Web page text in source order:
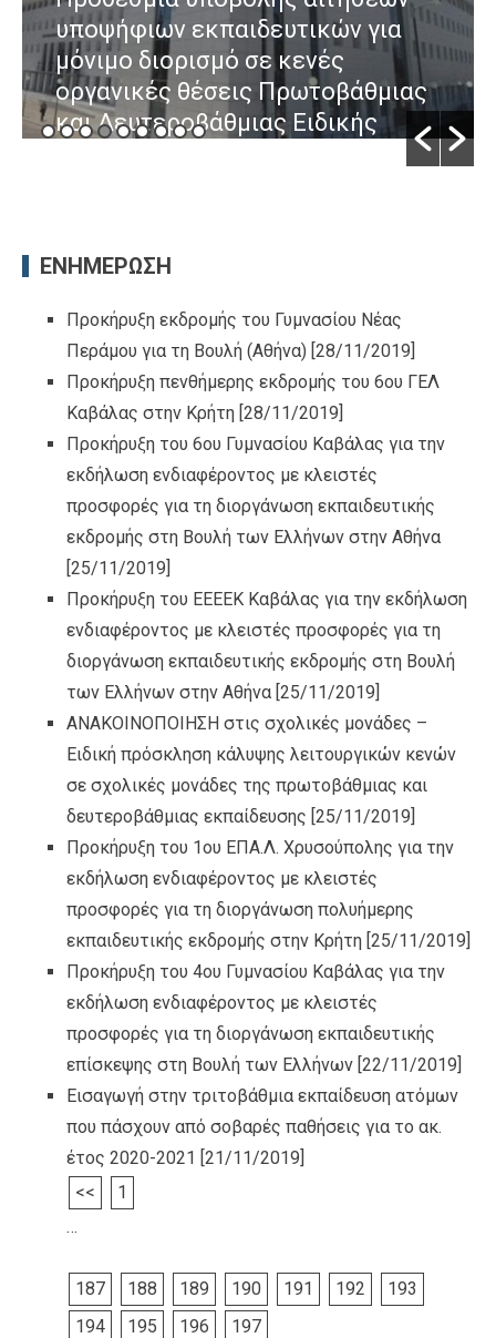
υποψήφιων εκπαιδευτικών για
μόνιμο διορισμό σε κενές
οργανικές θέσεις Πρωτοβάθμιας
και Δευτεροβάθμιας Ειδικής
ΕΝΗΜΕΡΩΣΗ
Προκήρυξη εκδρομής του Γυμνασίου Νέας
Περάμου για τη Βουλή (Αθήνα) [28/11/2019]
Προκήρυξη πενθήμερης εκδρομής του 6ου ΓΕΛ
Καβάλας στην Κρήτη [28/11/2019]
Προκήρυξη του 6ου Γυμνασίου Καβάλας για την
εκδήλωση ενδιαφέροντος με κλειστές
προσφορές για τη διοργάνωση εκπαιδευτικής
εκδρομής στη Βουλή των Ελλήνων στην Αθήνα
[25/11/2019]
Προκήρυξη του ΕΕΕΕΚ Καβάλας για την εκδήλωση
ενδιαφέροντος με κλειστές προσφορές για τη
διοργάνωση εκπαιδευτικής εκδρομής στη Βουλή
των Ελλήνων στην Αθήνα [25/11/2019]
ΑΝΑΚΟΙΝΟΠΟΙΗΣΗ στις σχολικές μονάδες –
Ειδική πρόσκληση κάλυψης λειτουργικών κενών
σε σχολικές μονάδες της πρωτοβάθμιας και
δευτεροβάθμιας εκπαίδευσης [25/11/2019]
Προκήρυξη του 1ου ΕΠΑ.Λ. Χρυσούπολης για την
εκδήλωση ενδιαφέροντος με κλειστές
προσφορές για τη διοργάνωση πολυήμερης
εκπαιδευτικής εκδρομής στην Κρήτη [25/11/2019]
Προκήρυξη του 4ου Γυμνασίου Καβάλας για την
εκδήλωση ενδιαφέροντος με κλειστές
προσφορές για τη διοργάνωση εκπαιδευτικής
επίσκεψης στη Βουλή των Ελλήνων [22/11/2019]
Εισαγωγή στην τριτοβάθμια εκπαίδευση ατόμων
που πάσχουν από σοβαρές παθήσεις για το ακ.
έτος 2020-2021 [21/11/2019]
<<
1
…
187 188 189 190 191 192
193
194
195 196
197